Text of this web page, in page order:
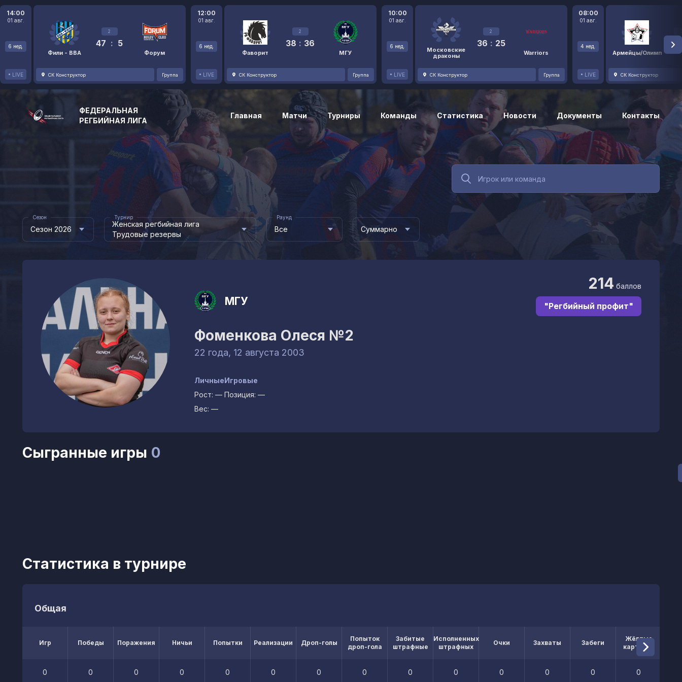
14:00
01 авг.
6 нед.
LIVE
Фили - ВВА
2
47 : 5
Форум
СК Конструктор Группа
12:00
01 авг.
6 нед.
LIVE
Фаворит
2
38 : 36
МГУ
СК Конструктор Группа
10:00
01 авг.
6 нед.
LIVE
Московские
драконы
2
36 : 25
Warriors
СК Конструктор Группа
08:00
01 авг.
4 нед.
LIVE
Армейцы/Олимп
48
СК Конструктор
ФЕДЕРАЛЬНАЯ
РЕГБИЙНАЯ ЛИГА
Главная Матчи Турниры Команды Статистика Новости Документы Контакты
Сезон 2026
Сезон
Женская регбийная лига
Трудовые резервы
Турнир
Все
Раунд
Суммарно
МГУ
Фоменкова Олеся №2
22 года, 12 августа 2003
Личные
Рост: —
Вес: —
Игровые
Позиция: —
214 баллов
"Регбийный профит"
Сыгранные игры 0
Статистика в турнире
Общая
Игр Победы Поражения Ничьи Попытки Реализации Дроп-голы
Попыток
дроп-гола
Забитые
штрафные
Исполненных
штрафных
Очки Захваты Забеги
Жёлтые
карточки
0 0 0 0 0 0 0 0 0 0 0 0 0 0